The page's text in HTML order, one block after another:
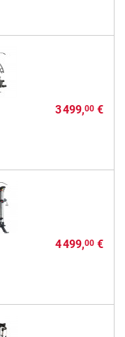
3 499,00€
4 499,00€